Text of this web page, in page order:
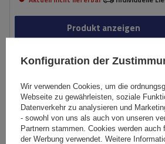
Produkt anzeigen
AUSVERKAUFT
Konfiguration der
Wir verwenden Cookies, um die
Webseite zu gewährleisten, soziale
Datenverkehr zu analysieren und
- sowohl von uns als auch von unseren
Partnern stammen. Cookies werden auch
der Werbung verwendet. Weitere